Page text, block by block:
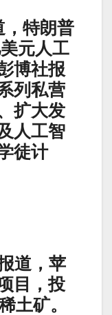
特朗普
元人工
博社报
列私营
扩大发
人工智
徒计
道，苹
目，投
土矿。